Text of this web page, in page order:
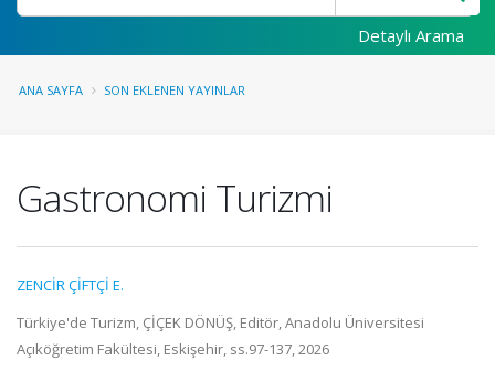
Detaylı Arama
ANA SAYFA SON EKLENEN YAYINLAR
Gastronomi Turizmi
ZENCİR ÇİFTÇİ E.
Türkiye'de Turizm, ÇİÇEK DÖNÜŞ, Editör, Anadolu Üniversitesi
Açıköğretim Fakültesi, Eskişehir, ss.97-137, 2026